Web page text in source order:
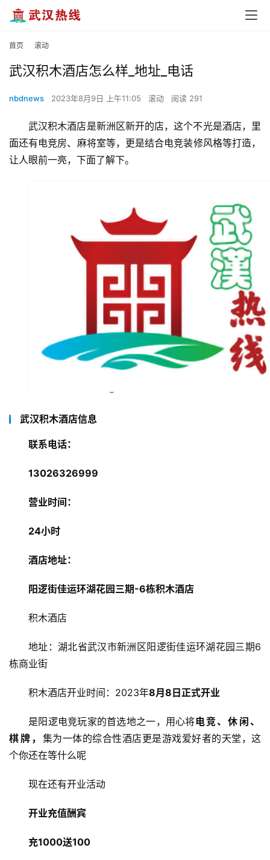
首页 滚动
武汉积木酒店怎么样_地址_电话
nbdnews 2023年8月9日 上午11:05 滚动 阅读 291
武汉积木酒店是新洲区新开的店，这个不光是酒店，里
面还有电竞房、麻将室等，更是结合电竞装修风格等打造，
让人眼前一亮，下面了解下。
武汉积木酒店信息
联系电话：
13026326999
营业时间：
24小时
酒店地址：
阳逻街佳运环湖花园三期-6栋积木酒店
积木酒店
地址：湖北省武汉市新洲区阳逻街佳运环湖花园三期6
栋商业街
积木酒店开业时间：2023年8月8日正式开业
是阳逻电竞玩家的首选地之一，用心将电竞、休闲、
棋牌， 集为一体的综合性酒店更是游戏爱好者的天堂，这
个你还在等什么呢
现在还有开业活动
开业充值酬宾
充1000送100